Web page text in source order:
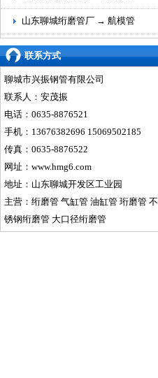
山东聊城绗磨管厂 → 航模管
联系方式
聊城市兴振钢管有限公司
联系人：安茂振
电话：0635-8876521
手机：13676382696 15069502185
传真：0635-8876522
网址： www.hmg6.com
地址：山东聊城开发区工业园
主营：绗磨管 气缸管 油缸管 珩磨管 不
锈钢绗磨管 大口径绗磨管